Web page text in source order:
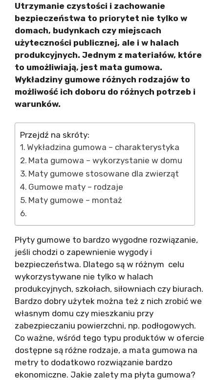
Utrzymanie czystości i zachowanie
bezpieczeństwa to priorytet nie tylko w
domach, budynkach czy miejscach
użyteczności publicznej, ale i w halach
produkcyjnych. Jednym z materiałów, które
to umożliwiają, jest mata gumowa.
Wykładziny gumowe różnych rodzajów to
możliwość ich doboru do różnych potrzeb i
warunków.
Przejdź na skróty:
Wykładzina gumowa – charakterystyka
Mata gumowa – wykorzystanie w domu
Maty gumowe stosowane dla zwierząt
Gumowe maty – rodzaje
Maty gumowe – montaż
Płyty gumowe to bardzo wygodne rozwiązanie,
jeśli chodzi o zapewnienie wygody i
bezpieczeństwa. Dlatego są w różnym celu
wykorzystywane nie tylko w halach
produkcyjnych, szkołach, siłowniach czy biurach.
Bardzo dobry użytek można też z nich zrobić we
własnym domu czy mieszkaniu przy
zabezpieczaniu powierzchni, np. podłogowych.
Co ważne, wśród tego typu produktów w ofercie
dostępne są różne rodzaje, a mata gumowa na
metry to dodatkowo rozwiązanie bardzo
ekonomiczne. Jakie zalety ma płyta gumowa?